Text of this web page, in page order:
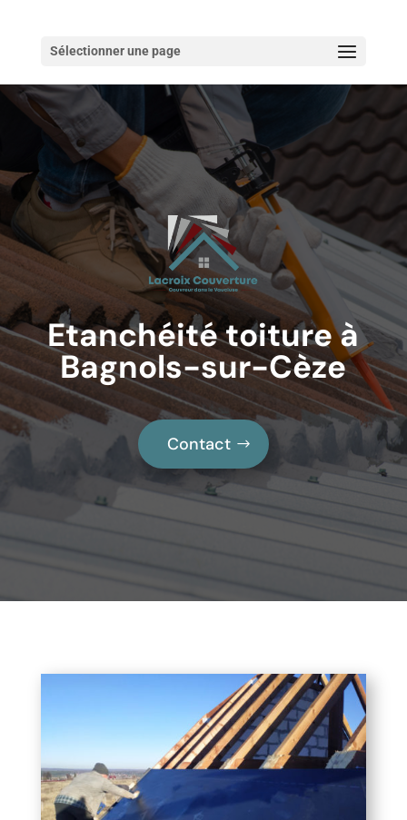
Sélectionner une page
Etanchéité toiture à
Bagnols-sur-Cèze
Contact